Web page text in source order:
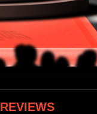
REVIEWS